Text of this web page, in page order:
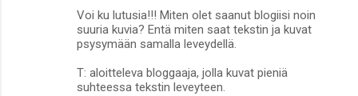
Voi ku lutusia!!! Miten olet saanut blogiisi noin
suuria kuvia? Entä miten saat tekstin ja kuvat
psysymään samalla leveydellä.
T: aloitteleva bloggaaja, jolla kuvat pieniä
suhteessa tekstin leveyteen.